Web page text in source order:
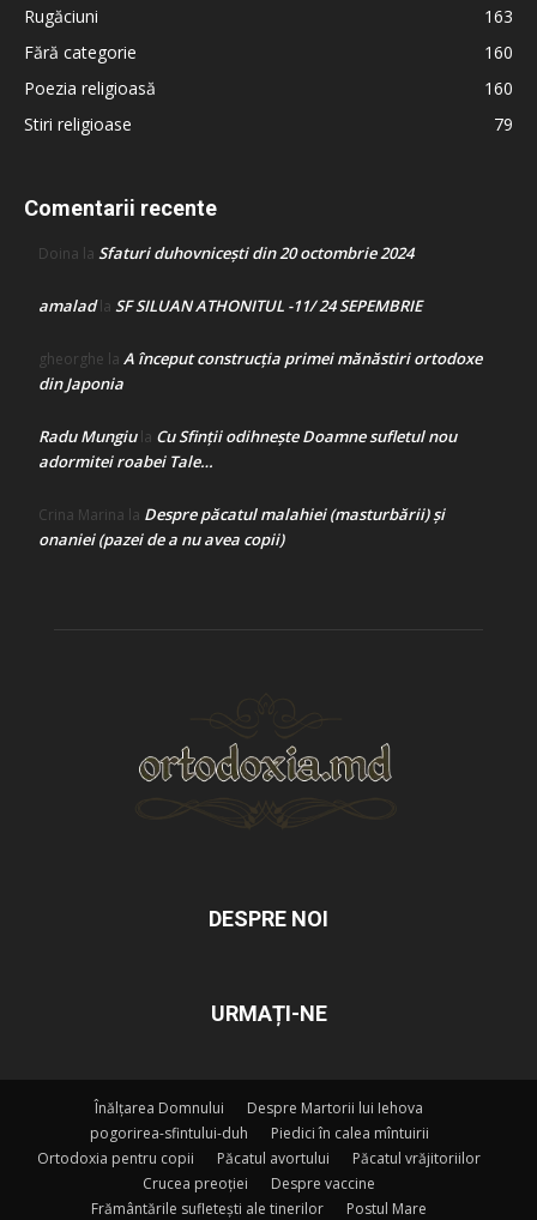
Rugăciuni
163
Fără categorie
160
Poezia religioasă
160
Stiri religioase
79
Comentarii recente
Doina la Sfaturi duhovnicești din 20 octombrie 2024
amaladla SF SILUAN ATHONITUL -11/ 24 SEPEMBRIE
gheorghe la A început construcţia primei mănăstiri ortodoxe
din Japonia
Radu Mungiula Cu Sfinții odihnește Doamne sufletul nou
adormitei roabei Tale…
Crina Marina la Despre păcatul malahiei (masturbării) şi
onaniei (pazei de a nu avea copii)
DESPRE NOI
URMAȚI-NE
Înălțarea Domnului
Despre Martorii lui Iehova
pogorirea-sfintului-duh
Piedici în calea mîntuirii
Ortodoxia pentru copii
Păcatul avortului
Păcatul vrăjitoriilor
Crucea preoției
Despre vaccine
Frământările sufletești ale tinerilor
Postul Mare